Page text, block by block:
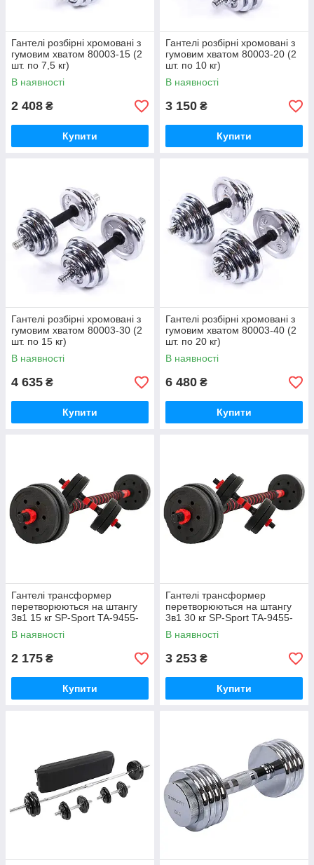
Гантелі розбірні хромовані з
гумовим хватом 80003-15 (2
шт. по 7,5 кг)
В наявності
2 408 ₴
Купити
Гантелі розбірні хромовані з
гумовим хватом 80003-20 (2
шт. по 10 кг)
В наявності
3 150 ₴
Купити
Гантелі розбірні хромовані з
гумовим хватом 80003-30 (2
шт. по 15 кг)
В наявності
4 635 ₴
Купити
Гантелі розбірні хромовані з
гумовим хватом 80003-40 (2
шт. по 20 кг)
В наявності
6 480 ₴
Купити
Гантелі трансформер
перетворюються на штангу
3в1 15 кг SP-Sport TA-9455-
15 Чорний-червоний
В наявності
2 175 ₴
Купити
Гантелі трансформер
перетворюються на штангу
3в1 30 кг SP-Sport TA-9455-
30 Чорний-червоний
В наявності
3 253 ₴
Купити